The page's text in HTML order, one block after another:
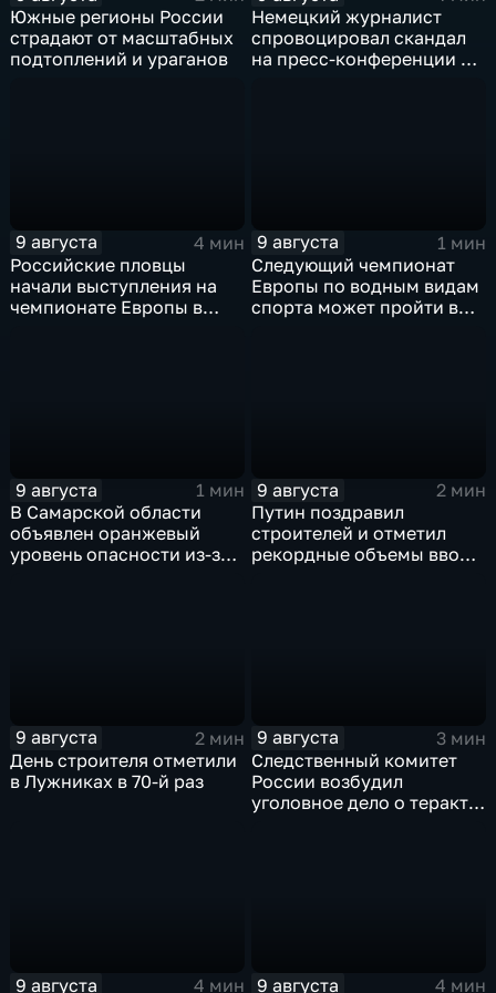
Южные регионы России
страдают от масштабных
подтоплений и ураганов
Немецкий журналист
спровоцировал скандал
на пресс-конференции в
9 августа
4 мин
Российские пловцы
начали выступления на
чемпионате Европы в
9 августа
1 мин
Следующий чемпионат
Европы по водным видам
спорта может пройти в
9 августа
1 мин
В Самарской области
объявлен оранжевый
уровень опасности из-за
9 августа
2 мин
Путин поздравил
строителей и отметил
рекордные объемы ввода
9 августа
2 мин
День строителя отметили
в Лужниках в 70-й раз
9 августа
3 мин
Следственный комитет
России возбудил
уголовное дело о теракте
9 августа 4 мин 9 августа 4 мин